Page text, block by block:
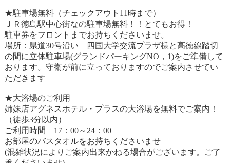
★駐車場無料（チェックアウト11時まで）
ＪＲ徳島駅中心街なの駐車場無料！！とてもお得！
駐車券をフロントまでお持ちくださいませ。
場所：県道30号沿い 四国大学交流プラザ様と高徳線踏切
の間に立体駐車場(グランドパーキングNO，1)をご準備して
おります。守衛が前に立っておりますのでご案内させてい
ただきます
★大浴場のご利用
姉妹店アグネスホテル・プラスの大浴場を無料でご案内！
（徒歩3分以内）
ご利用時間 17：00～24：00
お部屋のバスタオルをお持ちくださいませ
(混雑状況によりご案内出来かねる場合がございます。ご了